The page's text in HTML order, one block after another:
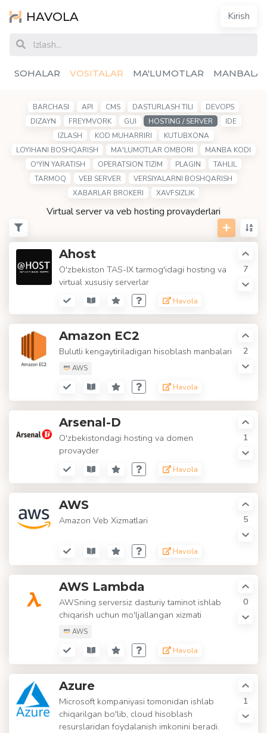
HAVOLA Kirish
SOHALAR VOSITALAR MA'LUMOTLAR
BARCHASI API CMS DASTURLASH TILI
DEVOPS
DIZAYN
FREYMVORK GUI HOSTING / SERVER
IDE
IZLASH
KOD MUHARRIRI
KUTUBXONA
LOYIHANI BOSHQARISH
MA'LUMOTLAR OMBORI
MANBA KODI
O'YIN YARATISH
OPERATSION TIZIM PLAGIN
TAHLIL
TARMOQ
VEB SERVER
VERSIYALARNI BOSHQARISH
XABARLAR BROKERI
XAVFSIZLIK
Virtual server va veb hosting provayderlari
7
Ahost
O'zbekiston TAS-IX tarmog'idagi hosting va
virtual xususiy serverlar
Havola
2
Amazon EC2
Bulutli kengaytiriladigan hisoblash manbalari
AWS
Havola
1
Arsenal-D
O'zbekistondagi hosting va domen
provayder
Havola
5
AWS
Amazon Veb Xizmatlari
Havola
0
AWS Lambda
AWSning serversiz dasturiy taminot ishlab
chiqarish uchun mo'ljallangan xizmati
AWS
Havola
1
Azure
Microsoft kompaniyasi tomonidan ishlab
chiqarilgan bo'lib, cloud hisoblash
resurslaridan foydalanish imkonini beradi.